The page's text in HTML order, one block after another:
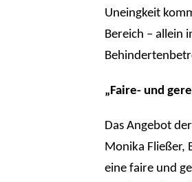
Uneingkeit
Bereich – allein
„Faire- und
Das Angebot
Monika Fließer,
eine faire und